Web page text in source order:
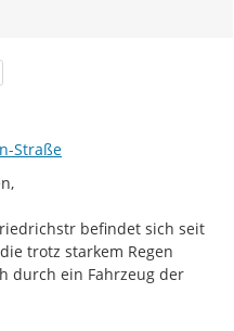
Straße
befindet sich seit
trotz starkem Regen
durch ein Fahrzeug der